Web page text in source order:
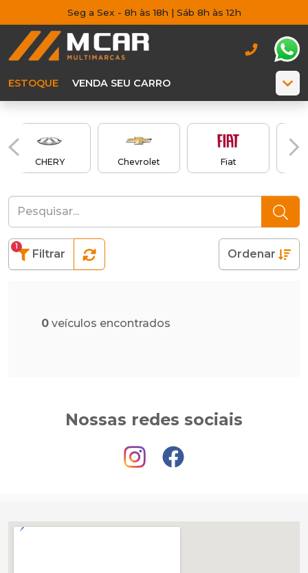
Seg a Sex - 8h às 18h | Sáb 8h às 12h
ESTOQUE VENDA SEU CARRO
CHERY Chevrolet Fiat
Filtrar
1
Ordenar
0 veículos encontrados
Nossas redes sociais